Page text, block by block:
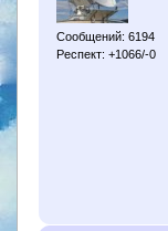
Сообщений: 6194
Респект: +1066/-0